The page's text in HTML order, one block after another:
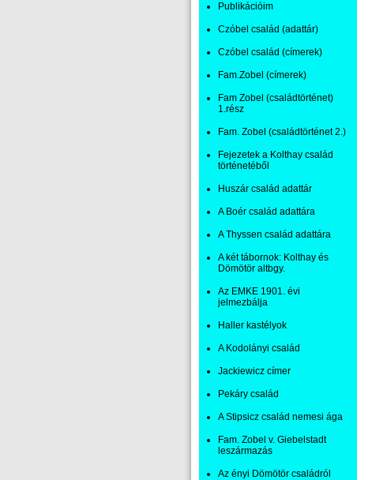
Publikációim
Czóbel család (adattár)
Czóbel család (címerek)
Fam.Zobel (címerek)
Fam Zobel (családtörténet)
1.rész
Fam. Zobel (családtörténet 2.)
Fejezetek a Kolthay család
történetéből
Huszár család adattár
A Boér család adattára
A Thyssen család adattára
A két tábornok: Kolthay és
Dömötör altbgy.
Az EMKE 1901. évi
jelmezbálja
Haller kastélyok
A Kodolányi család
Jackiewicz címer
Pekáry család
A Stipsicz család nemesi ága
Fam. Zobel v. Giebelstadt
leszármazás
Az ényi Dömötör családról